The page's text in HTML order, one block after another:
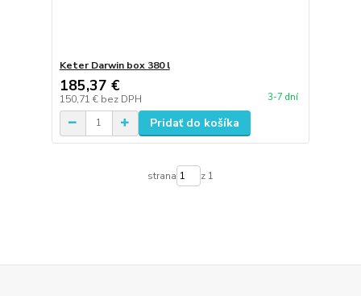
Keter Darwin box 380 l
185,37 €
150,71 € bez DPH 3-7 dní
Pridať do košíka
strana z 1